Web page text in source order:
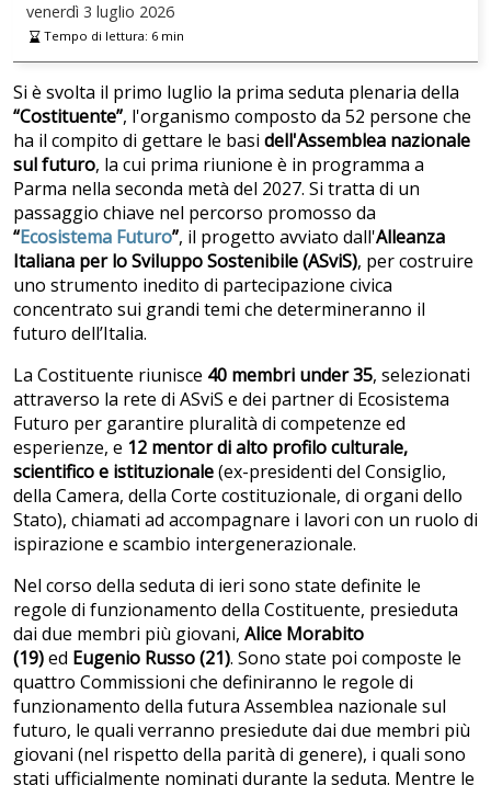
venerdì 3 luglio 2026
Tempo di lettura: 6min
Si è svolta il primo luglio la prima seduta plenaria della
“Costituente”, l'organismo composto da 52 persone che
ha il compito di gettare le basi dell'Assemblea nazionale
sul futuro, la cui prima riunione è in programma a
Parma nella seconda metà del 2027. Si tratta di un
passaggio chiave nel percorso promosso da
“Ecosistema Futuro”, il progetto avviato dall'Alleanza
Italiana per lo Sviluppo Sostenibile (ASviS), per costruire
uno strumento inedito di partecipazione civica
concentrato sui grandi temi che determineranno il
futuro dell’Italia.
La Costituente riunisce 40 membri under 35, selezionati
attraverso la rete di ASviS e dei partner di Ecosistema
Futuro per garantire pluralità di competenze ed
esperienze, e 12 mentor di alto profilo culturale,
scientifico e istituzionale(ex-presidenti del Consiglio,
della Camera, della Corte costituzionale, di organi dello
Stato), chiamati ad accompagnare i lavori con un ruolo di
ispirazione e scambio intergenerazionale.
Nel corso della seduta di ieri sono state definite le
regole di funzionamento della Costituente, presieduta
dai due membri più giovani, Alice Morabito
(19)ed Eugenio Russo (21). Sono state poi composte le
quattro Commissioni che definiranno le regole di
funzionamento della futura Assemblea nazionale sul
futuro, le quali verranno presiedute dai due membri più
giovani (nel rispetto della parità di genere), i quali sono
stati ufficialmente nominati durante la seduta. Mentre le